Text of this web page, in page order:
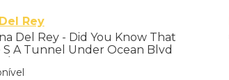
Rey
Del Rey - Did You Know That
S A Tunnel Under Ocean Blvd